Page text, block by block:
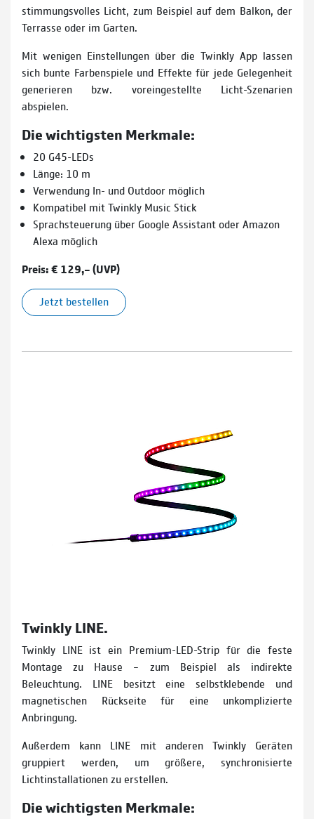
stimmungsvolles Licht, zum Beispiel auf dem Balkon, der
Terrasse oder im Garten.
Mit wenigen Einstellungen über die Twinkly App lassen
sich bunte Farbenspiele und Effekte für jede Gelegenheit
generieren bzw. voreingestellte Licht-Szenarien
abspielen.
Die wichtigsten Merkmale:
20 G45-LEDs
Länge: 10 m
Verwendung In- und Outdoor möglich
Kompatibel mit Twinkly Music Stick
Sprachsteuerung über Google Assistant oder Amazon
Alexa möglich
Preis: € 129,– (UVP)
Jetzt bestellen
Twinkly LINE.
Twinkly LINE ist ein Premium-LED-Strip für die feste
Montage zu Hause – zum Beispiel als indirekte
Beleuchtung. LINE besitzt eine selbstklebende und
magnetischen Rückseite für eine unkomplizierte
Anbringung.
Außerdem kann LINE mit anderen Twinkly Geräten
gruppiert werden, um größere, synchronisierte
Lichtinstallationen zu erstellen.
Die wichtigsten Merkmale: